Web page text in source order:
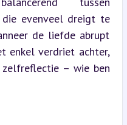
evenveel dreigt te
de liefde abrupt
enkel verdriet achter,
– wie ben